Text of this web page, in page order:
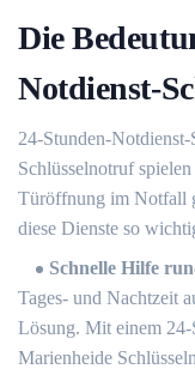
Die
Notdienst-
24-Stunden-
Schlüsselnotruf
Türöffnung im Notfall
diese Dienste so
Schnelle Hilfe
Tages- und Nachtzeit
Lösung.​ Mit einem 24-
Marienheide